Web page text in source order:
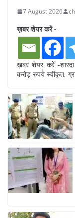
7 August 2026
ख़बर शेयर करें -
ख़बर शेयर करें -
करोड़ रुपये स्वीकृत,